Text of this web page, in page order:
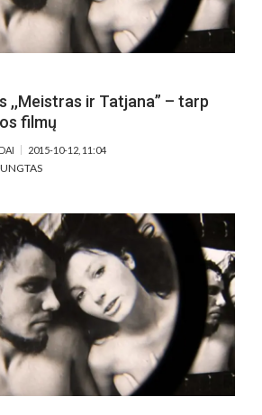
SU
FILMO
„MEISTRAS
REŽISIERE
GIEDRE
ŽICKYTE
IR
HEROJE
TATJANA
LUCKIENĖ-
ALDAG.
,,Meistras ir Tatjana” – tarp
filmų
2015-10-12, 11:04
ĮRAŠE
,,MEISTRAS
IR
TATJANA”
–
TARP
GERIAUSIŲ
EUROPOS
FILMŲ